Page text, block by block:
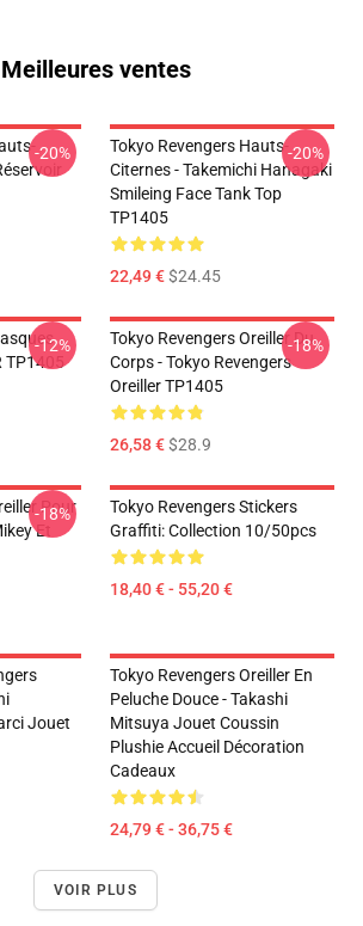
Meilleures ventes
-20%
Tokyo Revengers Hauts-
Citernes - Takemichi Hanagaki
Smileing Face Tank Top
TP1405
22,49 €$24.45
-20%
TP1405
-12%
Tokyo Revengers Oreiller Du
Corps - Tokyo Revengers
Oreiller TP1405
26,58 €$28.9
-18%
Pour
Et
-18%
Tokyo Revengers Stickers
Graffiti: Collection 10/50pcs
18,40 € - 55,20 €
Jouet
Tokyo Revengers Oreiller En
Peluche Douce - Takashi
Mitsuya Jouet Coussin
Plushie Accueil Décoration
Cadeaux
24,79 € - 36,75 €
VOIR PLUS